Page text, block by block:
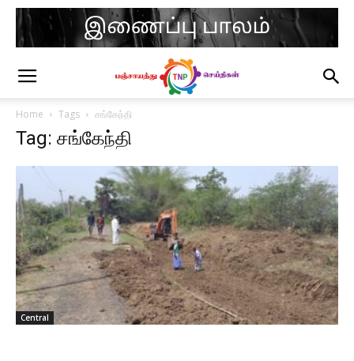
Home Tags சங்கேந்தி
Tag: சங்கேந்தி
Central